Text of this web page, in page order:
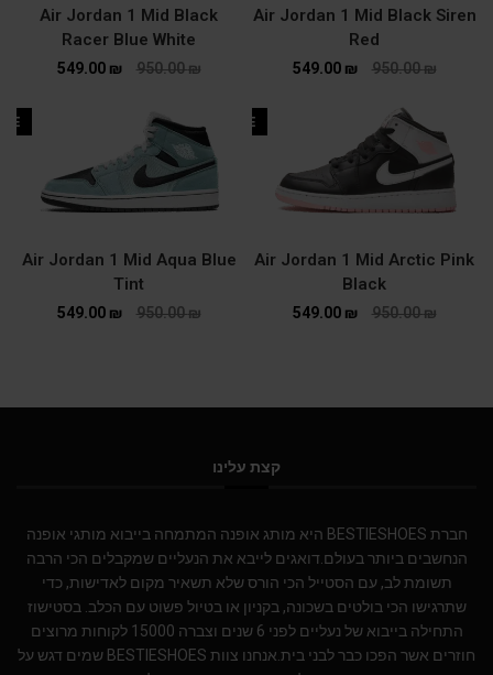
Air Jordan 1 Mid Black Siren
Red
950.00₪
549.00 ₪
Air Jordan 1 Mid Black
Racer Blue White
950.00₪
549.00 ₪
SALE
Air Jordan 1 Mid Arctic Pink
Black
950.00₪
549.00 ₪
Air Jordan 1 Mid Aqua Blue
Tint
950.00₪
549.00 ₪
קצת עלינו
חברת BESTIESHOES היא מותג אופנה המתמחה בייבוא מותגי אופנה
הנחשבים ביותר בעולם.דואגים לייבא את הנעליים שמקבלים הכי הרבה
תשומת לב, עם הסטייל הכי הורס שלא תשאיר מקום לאדישות, כדי
שתרגישו הכי בולטים בשכונה, בקניון או בטיול פשוט עם הכלב. בסטישוז
התחילה בייבוא של נעליים לפני 6 שנים וצברה 15000 לקוחות מרוצים
חוזרים אשר הפכו כבר לבני בית.אנחנו צוות BESTIESHOES שמים דגש על